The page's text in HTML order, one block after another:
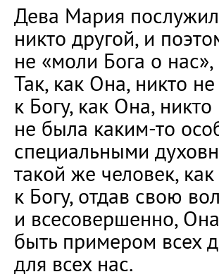
Дева Мария
никто другой, и
не «моли Бога о
Так, как Она, никто
к Богу, как Она,
не была каким-то
специальными
такой же человек,
к Богу, отдав свою
и всесовершенно,
быть примером всех
для всех нас.